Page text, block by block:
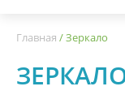
Главная /Зеркало